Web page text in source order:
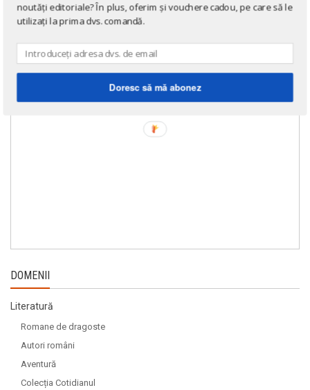
DOMENII
Literatură
Romane de dragoste
Autori români
Aventură
Colecția Cotidianul
noutăți editoriale? În plus, oferim și vouchere cadou, pe care să le
utilizați la prima dvs. comandă.
Doresc să mă abonez